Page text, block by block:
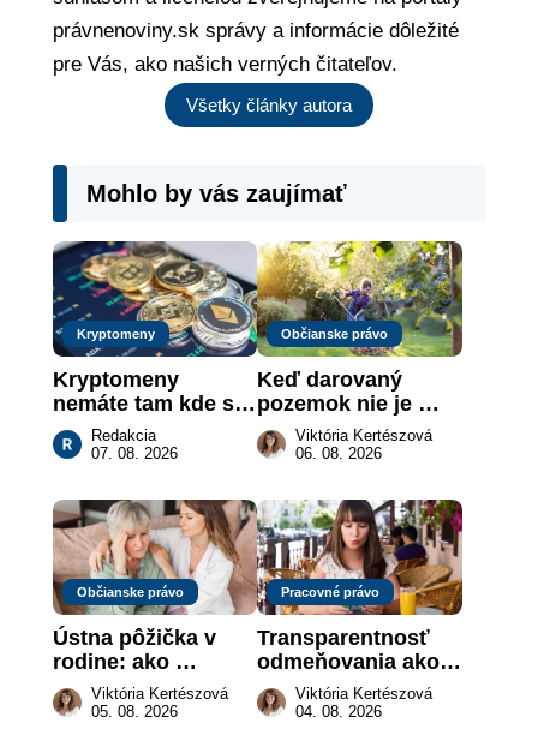
právnenoviny.sk správy a informácie dôležité
pre Vás, ako našich verných čitateľov.
Všetky články autora
Mohlo by vás zaujímať
Kryptomeny
Kryptomeny
nemáte tam kde si
myslíte: Viete, kde
sa naozaj
Redakcia
07. 08. 2026
Občianske právo
Keď darovaný
pozemok nie je
„hotová vec“: kedy
môže darca žiadať
Viktória Kertészová
06. 08. 2026
Občianske právo
Ústna pôžička v
rodine: ako
vymôcť peniaze,
keď na papieri nie
Viktória Kertészová
05. 08. 2026
Pracovné právo
Transparentnosť
odmeňovania ako
právna povinnosť:
revolúcia na
Viktória Kertészová
04. 08. 2026